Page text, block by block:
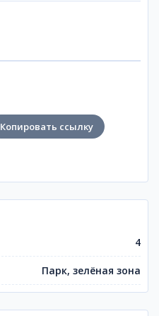
Копировать ссылку
4
Парк, зелёная зона